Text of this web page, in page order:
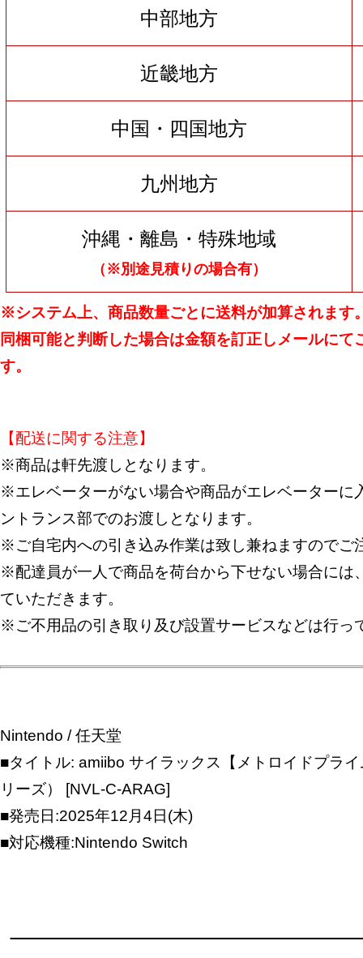
中部地方
近畿地方
中国・四国地方
九州地方
沖縄・離島・特殊地域
（※別途見積りの場合有）
※システム上、商品数量ごとに送料が加算されます
同梱可能と判断した場合は金額を訂正しメールにて
す。
【配送に関する注意】
※商品は軒先渡しとなります。
※エレベーターがない場合や商品がエレベーターに
ントランス部でのお渡しとなります。
※ご自宅内への引き込み作業は致し兼ねますのでご
※配達員が一人で商品を荷台から下せない場合には
ていただきます。
※ご不用品の引き取り及び設置サービスなどは行っ
Nintendo / 任天堂
■タイトル: amiibo サイラックス【メトロイドプラ
リーズ） [NVL-C-ARAG]
■発売日:2025年12月4日(木)
■対応機種:Nintendo Switch